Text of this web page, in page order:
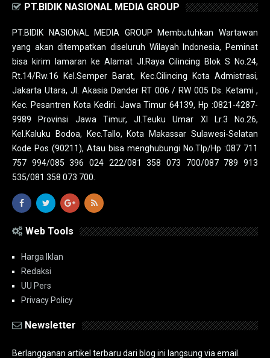
PT.BIDIK NASIONAL MEDIA GROUP
PT.BIDIK NASIONAL MEDIA GROUP Membutuhkan Wartawan
yang akan ditempatkan diseluruh Wilayah Indonesia, Peminat
bisa kirim lamaran ke Alamat Jl.Raya Cilincing Blok S No.24,
Rt.14/Rw.16 Kel.Semper Barat, Kec.Cilincing Kota Admistrasi,
Jakarta Utara, Jl. Akasia Dander RT 006 / RW 005 Ds. Ketami ,
Kec. Pesantren Kota Kediri. Jawa Timur 64139, Hp :0821-4287-
9989 Provinsi Jawa Timur, Jl.Teuku Umar XI Lr.3 No.26,
Kel.Kaluku Bodoa, Kec.Tallo, Kota Makassar Sulawesi-Selatan
Kode Pos (90211), Atau bisa menghubungi No.Tlp/Hp :087 711
757 994/085 396 024 222/081 358 073 700/087 789 913
535/081 358 073 700.
Web Tools
Harga Iklan
Redaksi
UU Pers
Privacy Policy
Newsletter
Berlangganan artikel terbaru dari blog ini langsung via email.